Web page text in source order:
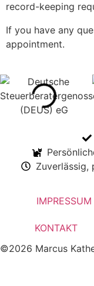
record-keeping
If you have any
appointment.
Zuverlässig,
IMPRESSUM
KONTAKT
©2026 Marcus